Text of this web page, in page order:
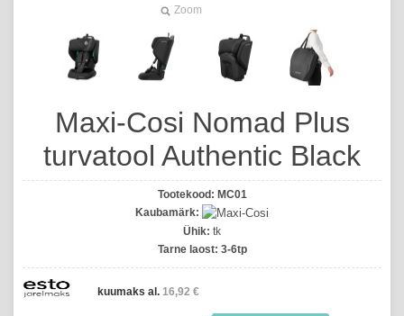
Zoom
Maxi-Cosi Nomad Plus
turvatool Authentic Black
Tootekood: MC01
Kaubamärk:
Ühik: tk
Tarne laost: 3-6tp
kuumaks al. 16,92 €